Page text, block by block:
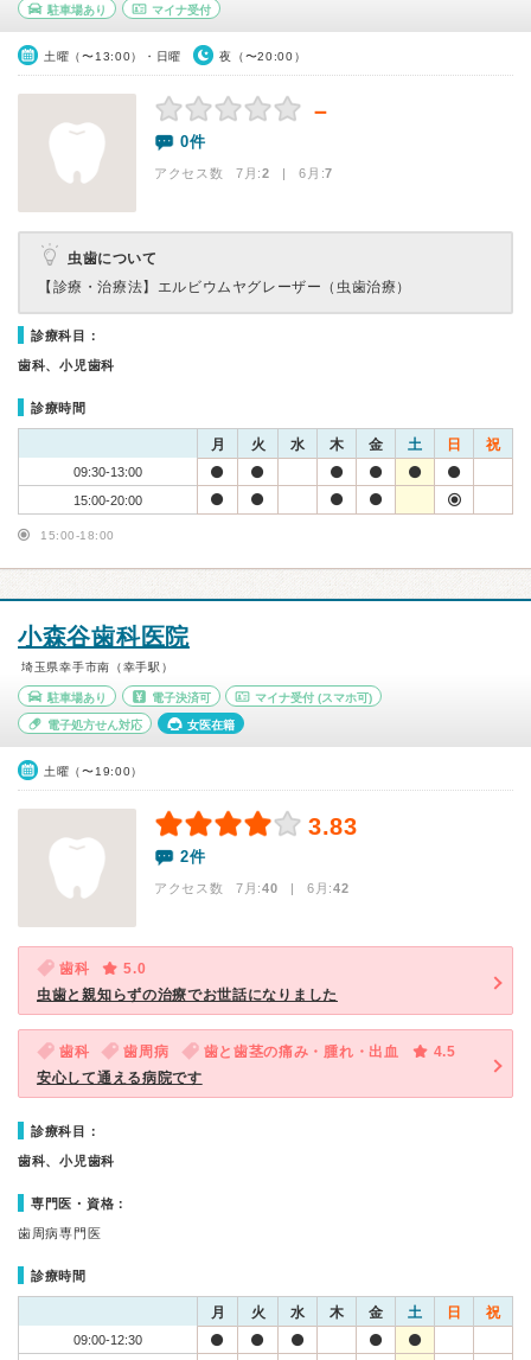
駐車場あり マイナ受付
土曜（〜13:00）・日曜 夜（〜20:00）
－
0件
アクセス数 7月:2 | 6月:7
虫歯について
【診療・治療法】 エルビウムヤグレーザー（虫歯治療）
診療科目：
歯科、小児歯科
診療時間
月 火 水 木 金 土 日 祝
09:30-13:00
15:00-20:00
15:00-18:00
小森谷歯科医院
埼玉県幸手市南（幸手駅）
駐車場あり 電子決済可 マイナ受付 (スマホ可)
電子処方せん対応 女医在籍
土曜（〜19:00）
3.83
2件
アクセス数 7月:40 | 6月:42
歯科
5.0
虫歯と親知らずの治療でお世話になりました
歯科 歯周病 歯と歯茎の痛み・腫れ・出血
4.5
安心して通える病院です
診療科目：
歯科、小児歯科
専門医・資格：
歯周病専門医
診療時間
月 火 水 木 金 土 日 祝
09:00-12:30